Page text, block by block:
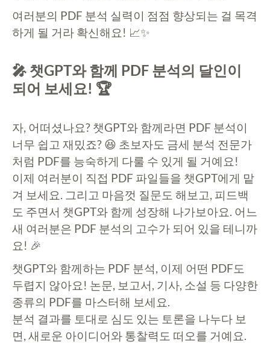
여러분의 PDF 분석 실력이 점점 향상되는 걸 목격
하게 될 거라 확신해요! 📈✨
🎤 챗GPT와 함께 PDF 분석의 달인이
되어 보세요! 🏆
자, 어떠셨나요? 챗GPT와 함께라면 PDF 분석이
너무 쉽고 재밌죠? 😆 초보자도 금세 분석 전문가
처럼 PDF를 능숙하게 다룰 수 있게 될 거예요!
이제 여러분이 직접 PDF 파일들을 챗GPT에게 맡
겨 보세요. 그리고 마음껏 질문도 해보고, 피드백
도 주면서 챗GPT와 함께 성장해 나가보아요. 어느
새 여러분은 PDF 분석의 고수가 되어 있을 테니까
요! 🎉
챗GPT와 함께하는 PDF 분석, 이제 어떤 PDF도
두렵지 않아요! 논문, 보고서, 기사, 소설 등 다양한
종류의 PDF를 마스터해 보세요.
분석 결과를 토대로 심도 있는 토론을 나누다 보
면, 새로운 아이디어와 통찰력도 떠오를 거예요.